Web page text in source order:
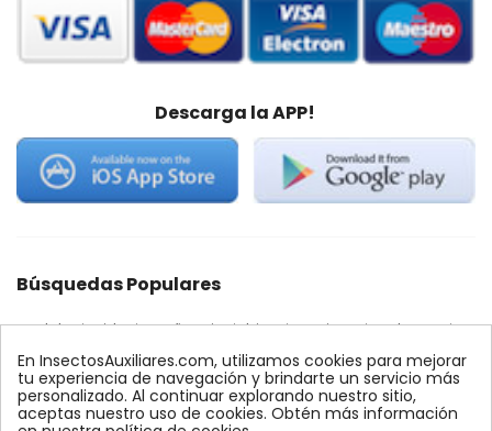
Descarga la APP!
Búsquedas Populares
quelato nido araña roja trips encinas
palmera
feromonas
ynject alcornoques
conectores
ecologico
fertinyect monitoreo control
Econex
comprar
precio agrares mosca blanca
max
amblyseius
quercus bioline conector dosis
En InsectosAuxiliares.com, utilizamos cookies para mejorar
tu experiencia de navegación y brindarte un servicio más
personalizado. Al continuar explorando nuestro sitio,
aceptas nuestro uso de cookies. Obtén más información